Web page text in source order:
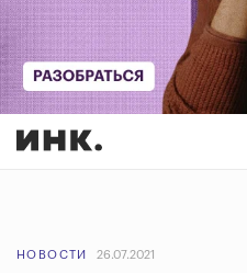
НОВОСТИ 26.07.2021